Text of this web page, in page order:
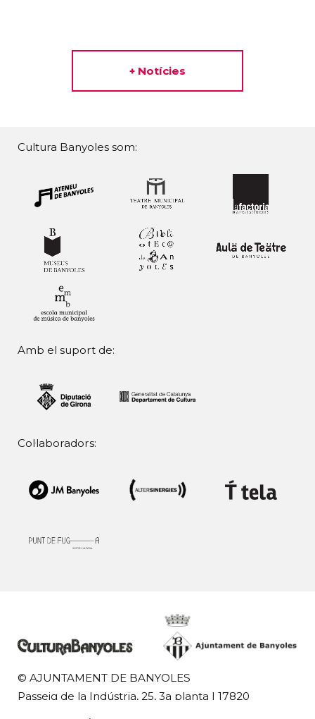
+ Notícies
Cultura Banyoles som:
Amb el suport de:
Col·laboradors:
© AJUNTAMENT DE BANYOLES
Passeig de la Indústria, 25, 3a planta | 17820